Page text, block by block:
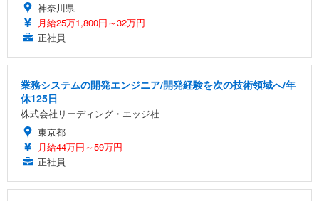
神奈川県
月給25万1,800円～32万円
正社員
業務システムの開発エンジニア/開発経験を次の技術領域へ/年
休125日
株式会社リーディング・エッジ社
東京都
月給44万円～59万円
正社員